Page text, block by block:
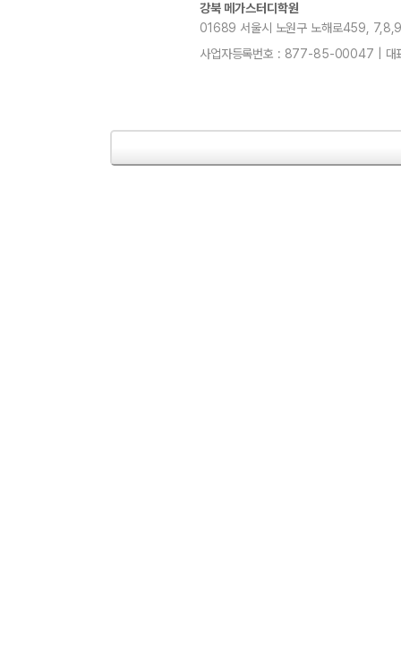
강북 메가스터디학원
01689 서울시 노원구 노해로459,
사업자등록번호 : 877-85-00047 | 대표